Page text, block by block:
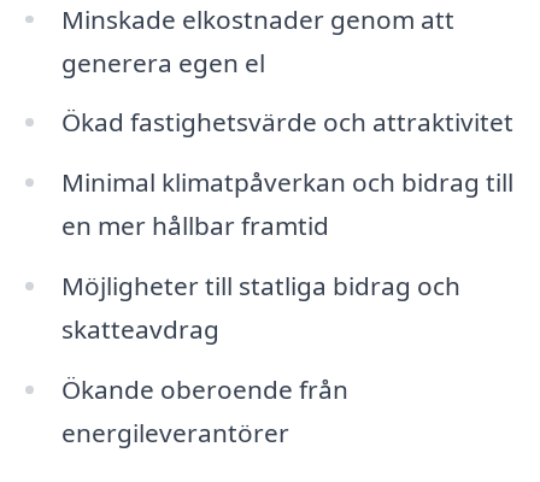
Minskade elkostnader genom att
generera egen el
Ökad fastighetsvärde och attraktivitet
Minimal klimatpåverkan och bidrag till
en mer hållbar framtid
Möjligheter till statliga bidrag och
skatteavdrag
Ökande oberoende från
energileverantörer